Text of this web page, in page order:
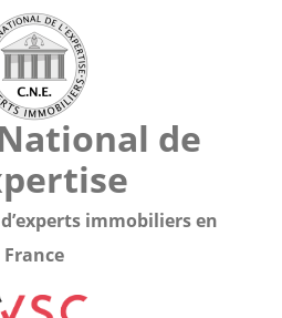
de
immobiliers en
France